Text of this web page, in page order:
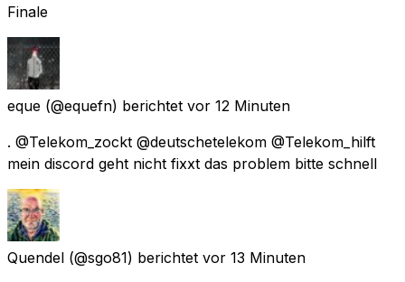
Finale
eque (@equefn) berichtet vor 12 Minuten
. @Telekom_zockt @deutschetelekom @Telekom_hilft
mein discord geht nicht fixxt das problem bitte schnell
Quendel (@sgo81) berichtet vor 13 Minuten